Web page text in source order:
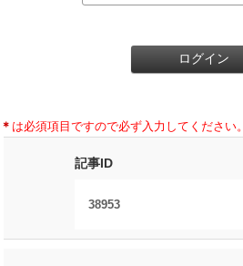
＊ は必須項目ですので必ず入力してください。
記事ID
38953